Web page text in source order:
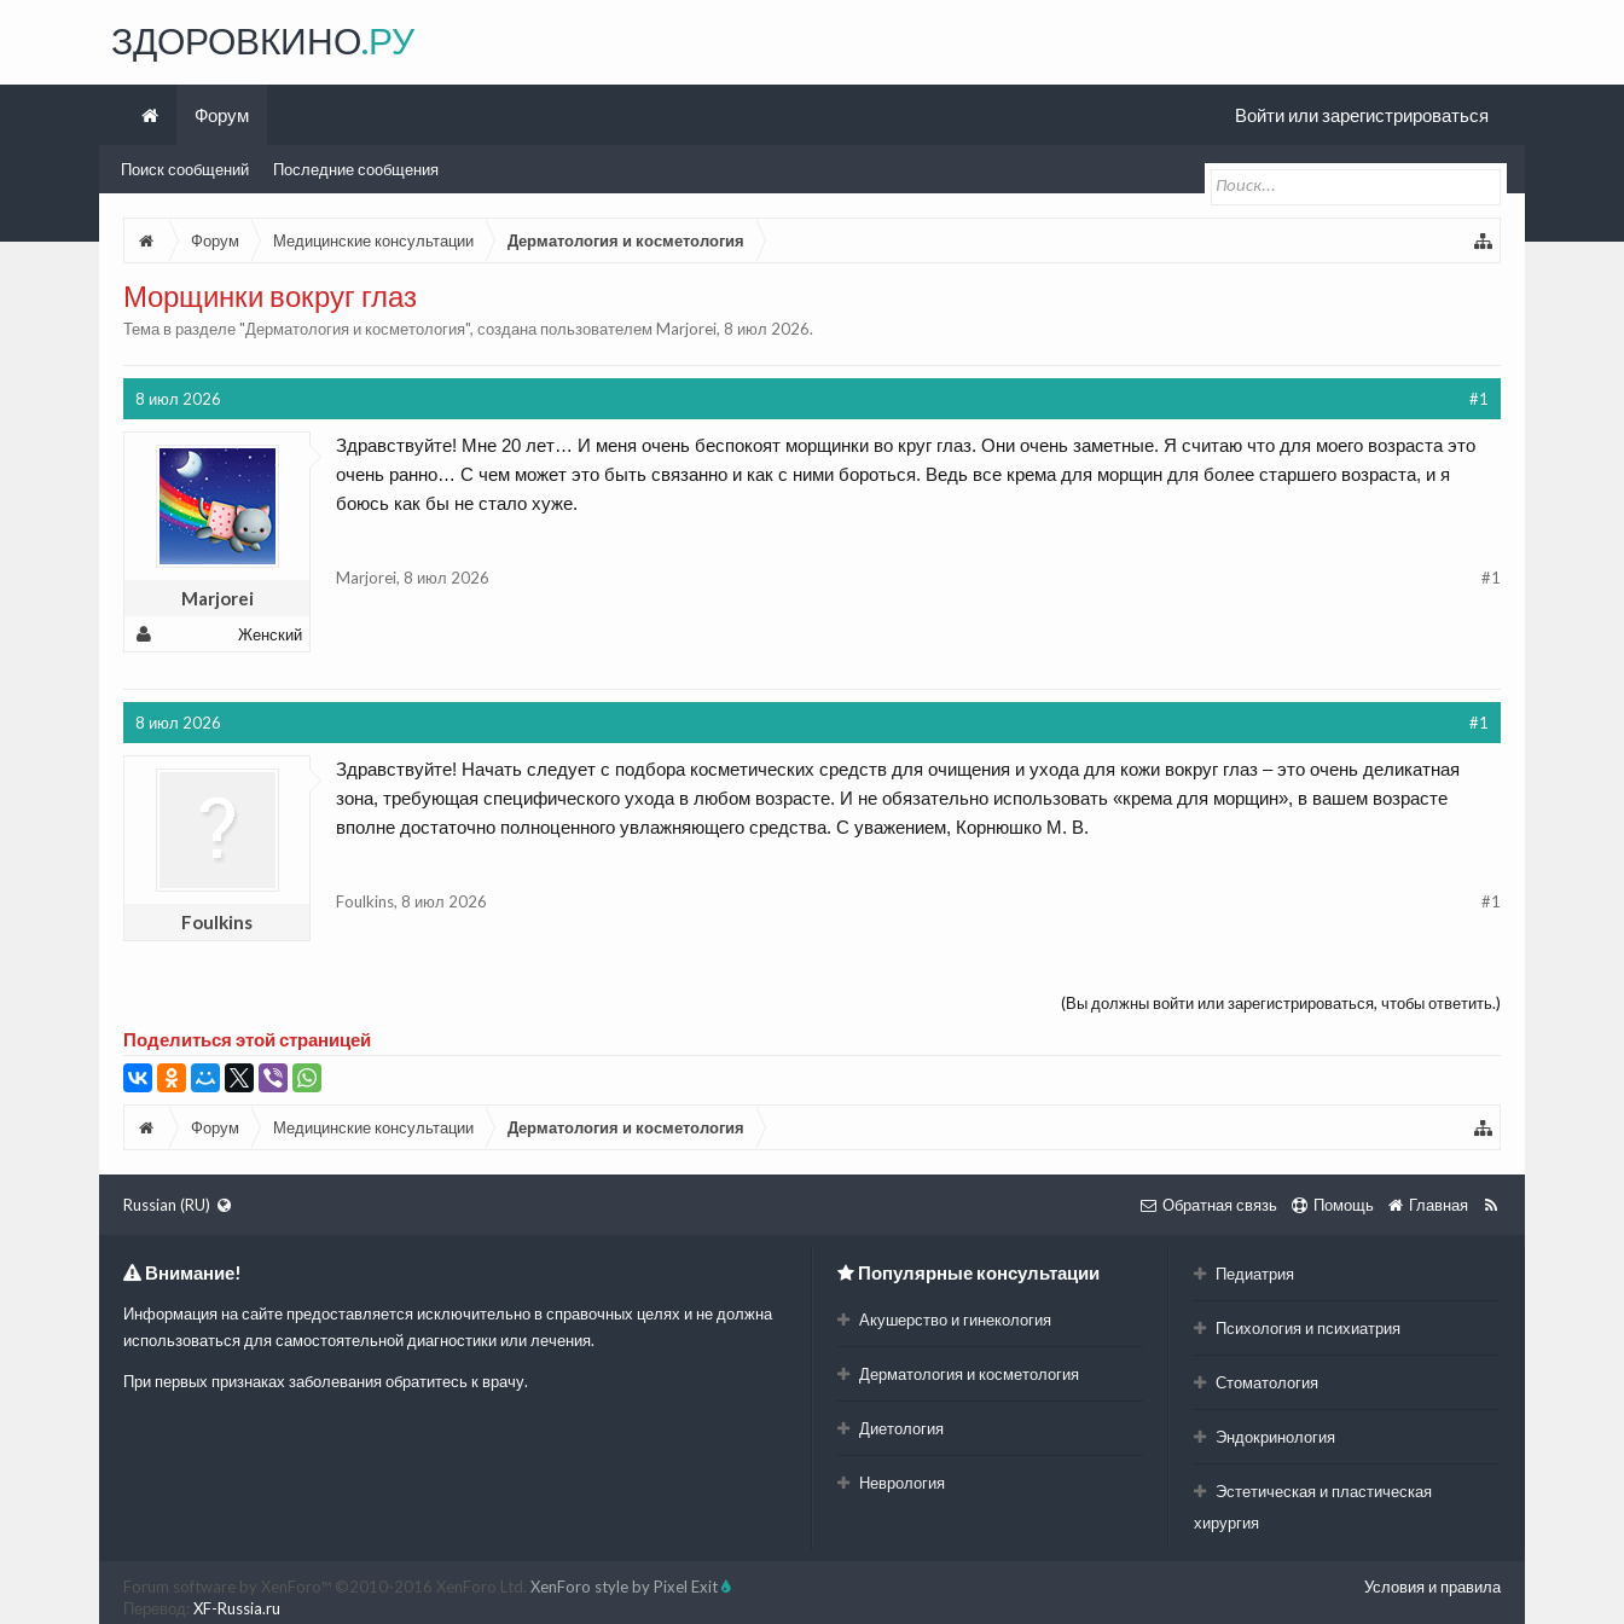
Форум Медицинские консультации Дерматология и косметология
Морщинки вокруг глаз
Тема в разделе "Дерматология и косметология", создана пользователем Marjorei, 8 июл 2026.
8 июл 2026 #1
Marjorei
Женский
Здравствуйте! Мне 20 лет… И меня очень беспокоят морщинки во круг глаз. Они очень заметные. Я считаю что для моего возраста это
очень ранно… С чем может это быть связанно и как с ними бороться. Ведь все крема для морщин для более старшего возраста, и я
боюсь как бы не стало хуже.
Marjorei, 8 июл 2026 #1
8 июл 2026 #1
Foulkins
Здравствуйте! Начать следует с подбора косметических средств для очищения и ухода для кожи вокруг глаз – это очень деликатная
зона, требующая специфического ухода в любом возрасте. И не обязательно использовать «крема для морщин», в вашем возрасте
вполне достаточно полноценного увлажняющего средства. С уважением, Корнюшко М. В.
Foulkins, 8 июл 2026 #1
(Вы должны войти или зарегистрироваться, чтобы ответить.)
Поделиться этой страницей
Форум Медицинские консультации Дерматология и косметология
ЗДОРОВКИНО.РУ
Форум
Поиск сообщений Последние сообщения
Войти или зарегистрироваться
Russian (RU) Обратная связь Помощь Главная
Внимание!
Информация на сайте предоставляется исключительно в справочных целях и не должна
использоваться для самостоятельной диагностики или лечения.
При первых признаках заболевания обратитесь к врачу.
Популярные консультации
Акушерство и гинекология
Дерматология и косметология
Диетология
Неврология
Педиатрия
Психология и психиатрия
Стоматология
Эндокринология
Эстетическая и пластическая
хирургия
Условия и правила
Forum software by XenForo™ ©2010-2016 XenForo Ltd. XenForo style by Pixel Exit
Перевод: XF-Russia.ru